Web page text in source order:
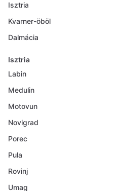
Isztria
Kvarner-öböl
Dalmácia
Isztria
Labin
Medulin
Motovun
Novigrad
Porec
Pula
Rovinj
Umag